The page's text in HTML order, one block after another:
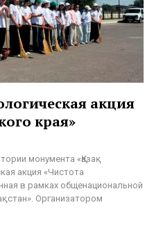
акция
края»
монумента «Қазақ
акция «Чистота
в рамках общенациональной
Организатором